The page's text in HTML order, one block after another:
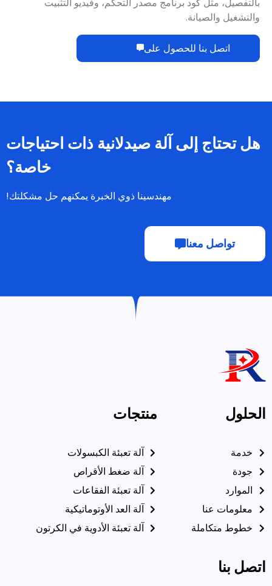
والتشغيل والصيانة.
اتصل بنا للحصول على
هل تحتاج إلى آلة صيدلانية ذات احتياجات
خاصة؟
مهندسينا ذوي الخبرة يمكنهم حل مشكلتك!
تواصل معنا
الحلول
خدمة
جودة
الموارد
معلومات عنا
خطوط متكاملة
منتجات
آلة تعبئة الكبسولات
آلة ضغط الأقراص
آلة تعبئة الفقاعات
آلة العد الأوتوماتيكية
آلة تعبئة الأدوية في الكرتون
اتصل بنا